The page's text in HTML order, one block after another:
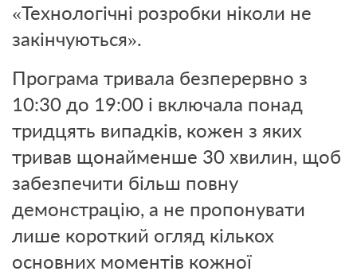
«Технологічні розробки ніколи не
закінчуються».
Програма тривала безперервно з
10:30 до 19:00 і включала понад
тридцять випадків, кожен з яких
тривав щонайменше 30 хвилин, щоб
забезпечити більш повну
демонстрацію, а не пропонувати
лише короткий огляд кількох
основних моментів кожної